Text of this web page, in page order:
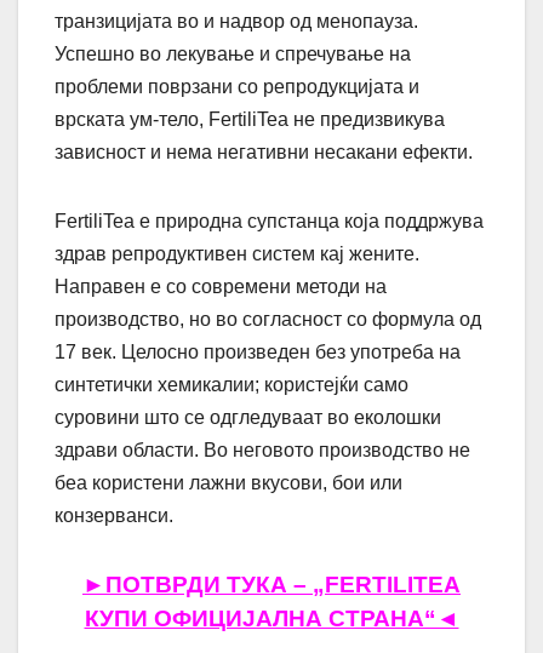
транзицијата во и надвор од менопауза.
Успешно во лекување и спречување на
проблеми поврзани со репродукцијата и
врската ум-тело, FertiliTea не предизвикува
зависност и нема негативни несакани ефекти.
FertiliTea е природна супстанца која поддржува
здрав репродуктивен систем кај жените.
Направен е со современи методи на
производство, но во согласност со формула од
17 век. Целосно произведен без употреба на
синтетички хемикалии; користејќи само
суровини што се одгледуваат во еколошки
здрави области. Во неговото производство не
беа користени лажни вкусови, бои или
конзерванси.
►ПОТВРДИ ТУКА – „FERTILITEA
КУПИ ОФИЦИЈАЛНА СТРАНА“◄